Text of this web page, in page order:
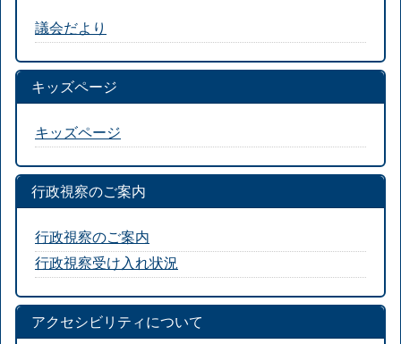
議会だより
キッズページ
キッズページ
行政視察のご案内
行政視察のご案内
行政視察受け入れ状況
アクセシビリティについて